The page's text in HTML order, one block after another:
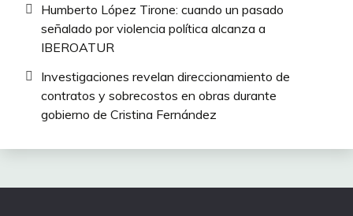
Humberto López Tirone: cuando un pasado
señalado por violencia política alcanza a
IBEROATUR
Investigaciones revelan direccionamiento de
contratos y sobrecostos en obras durante
gobierno de Cristina Fernández